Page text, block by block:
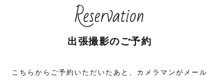
Reservation
出張撮影のご予約
こちらからご予約いただいたあと、カメラマンがメール